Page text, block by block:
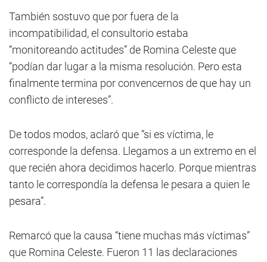
También sostuvo que por fuera de la
incompatibilidad, el consultorio estaba
“monitoreando actitudes” de Romina Celeste que
“podían dar lugar a la misma resolución. Pero esta
finalmente termina por convencernos de que hay un
conflicto de intereses”.
De todos modos, aclaró que “si es víctima, le
corresponde la defensa. Llegamos a un extremo en el
que recién ahora decidimos hacerlo. Porque mientras
tanto le correspondía la defensa le pesara a quien le
pesara”.
Remarcó que la causa “tiene muchas más víctimas”
que Romina Celeste. Fueron 11 las declaraciones